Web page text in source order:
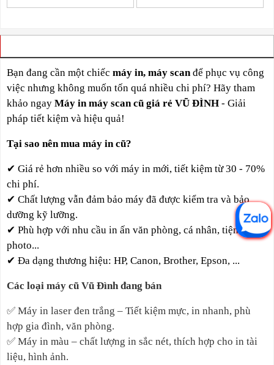
Bạn đang cần một chiếc máy in, máy scan để phục vụ công
việc nhưng không muốn tốn quá nhiều chi phí? Hãy tham
khảo ngay Máy in máy scan cũ giá rẻ VŨ ĐÌNH - Giải
pháp tiết kiệm và hiệu quả!
Tại sao nên mua máy in cũ?
✔ Giá rẻ hơn nhiều so với máy in mới, tiết kiệm từ 30 - 70%
chi phí.
✔ Chất lượng vẫn đảm bảo máy đã được kiểm tra và bảo
dưỡng kỹ lưỡng.
✔ Phù hợp với nhu cầu in ấn văn phòng, cá nhân, tiệm
photo...
✔ Đa dạng thương hiệu: HP, Canon, Brother, Epson, ...
Các loại máy cũ Vũ Đình đang bán
✅ Máy in laser đen trắng – Tiết kiệm mực, in nhanh, phù
hợp gia đình, văn phòng.
✅ Máy in màu – chất lượng in sắc nét, thích hợp cho in tài
liệu, hình ảnh.